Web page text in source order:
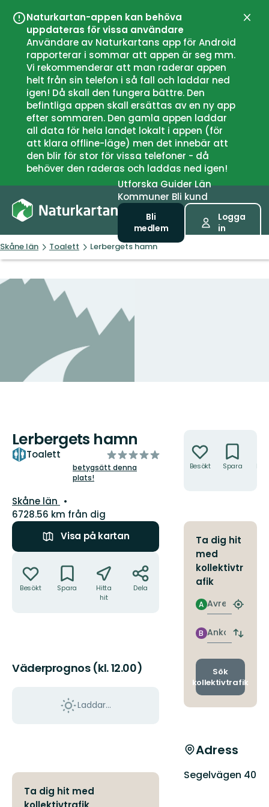
Naturkartan-appen kan behöva
uppdateras för vissa användare
Användare av Naturkartans app för Android
rapporterar i sommar att appen är seg mm.
Vi rekommenderar att man raderar appen
helt från sin telefon i så fall och laddar ned
igen! Då skall den fungera bättre. Den
befintliga appen skall ersättas av en ny app
efter sommaren. Den gamla appen laddar
all data för hela landet lokalt i appen (för
att klara offline-läge) men det innebär att
den blir för stor för vissa telefoner - då
behöver den raderas och laddas ned igen!
UtforskaGuiderLän
Kommuner Bli kund
Bli
medlem
Logga
in
Skåne län Toalett Lerbergets hamn
Lerbergets hamn
Toalett
av
5
betygsätt denna
plats!
Län:
Skåne län
6728.56 km från dig
Visa på kartan
Besökt Spara
Hitta
hit
Dela
Väderprognos (kl. 12.00)
Laddar...
Ta dig hit med
Besökt Spara
Ta dig hit
med
kollektivtr
afik
Avresa
A
Hitta
Ankomst
B
Byt
och
Sök
kollektivtrafik
Adress
Segelvägen 40